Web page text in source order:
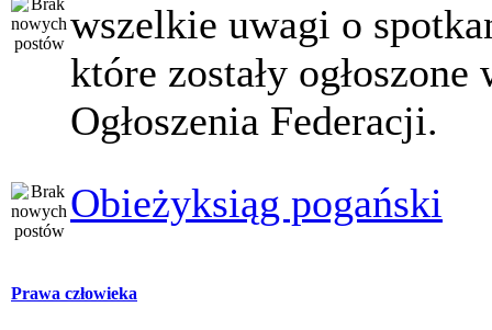
wszelkie uwagi o
które zostały ogłoszone
Ogłoszenia Federacji.
Obieżyksiąg pogański
Prawa człowieka